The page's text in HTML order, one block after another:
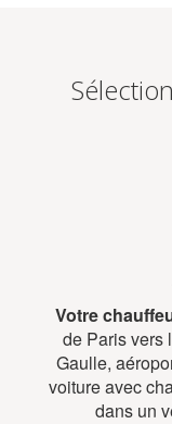
Votre
de Paris vers
Gaulle,
voiture avec
dans un